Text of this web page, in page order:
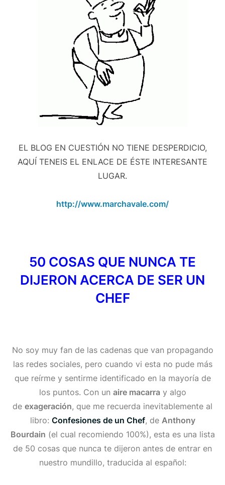
EL BLOG EN CUESTIÓN NO TIENE DESPERDICIO,
AQUÍ TENEIS EL ENLACE DE ÉSTE INTERESANTE
LUGAR.
http://www.marchavale.com/
50 COSAS QUE NUNCA TE
DIJERON ACERCA DE SER UN
CHEF
No soy muy fan de las cadenas que van propagando
las redes sociales, pero cuando vi esta no pude más
que reírme y sentirme identificado en la mayoría de
los puntos. Con un aire macarray algo
de exageración, que me recuerda inevitablemente al
libro: Confesiones de un Chef, de Anthony
Bourdain (el cual recomiendo 100%), esta es una lista
de 50 cosas que nunca te dijeron antes de entrar en
nuestro mundillo, traducida al español: